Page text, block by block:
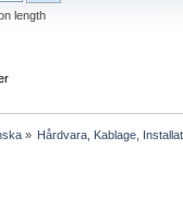
length
» Hårdvara, Kablage,